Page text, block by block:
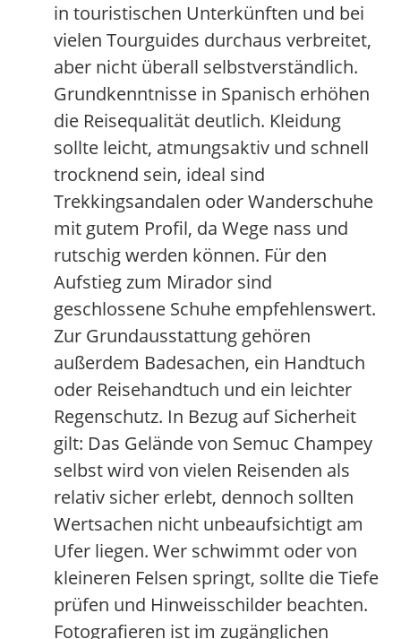
in touristischen Unterkünften und bei
vielen Tourguides durchaus verbreitet,
aber nicht überall selbstverständlich.
Grundkenntnisse in Spanisch erhöhen
die Reisequalität deutlich. Kleidung
sollte leicht, atmungsaktiv und schnell
trocknend sein, ideal sind
Trekkingsandalen oder Wanderschuhe
mit gutem Profil, da Wege nass und
rutschig werden können. Für den
Aufstieg zum Mirador sind
geschlossene Schuhe empfehlenswert.
Zur Grundausstattung gehören
außerdem Badesachen, ein Handtuch
oder Reisehandtuch und ein leichter
Regenschutz. In Bezug auf Sicherheit
gilt: Das Gelände von Semuc Champey
selbst wird von vielen Reisenden als
relativ sicher erlebt, dennoch sollten
Wertsachen nicht unbeaufsichtigt am
Ufer liegen. Wer schwimmt oder von
kleineren Felsen springt, sollte die Tiefe
prüfen und Hinweisschilder beachten.
Fotografieren ist im zugänglichen